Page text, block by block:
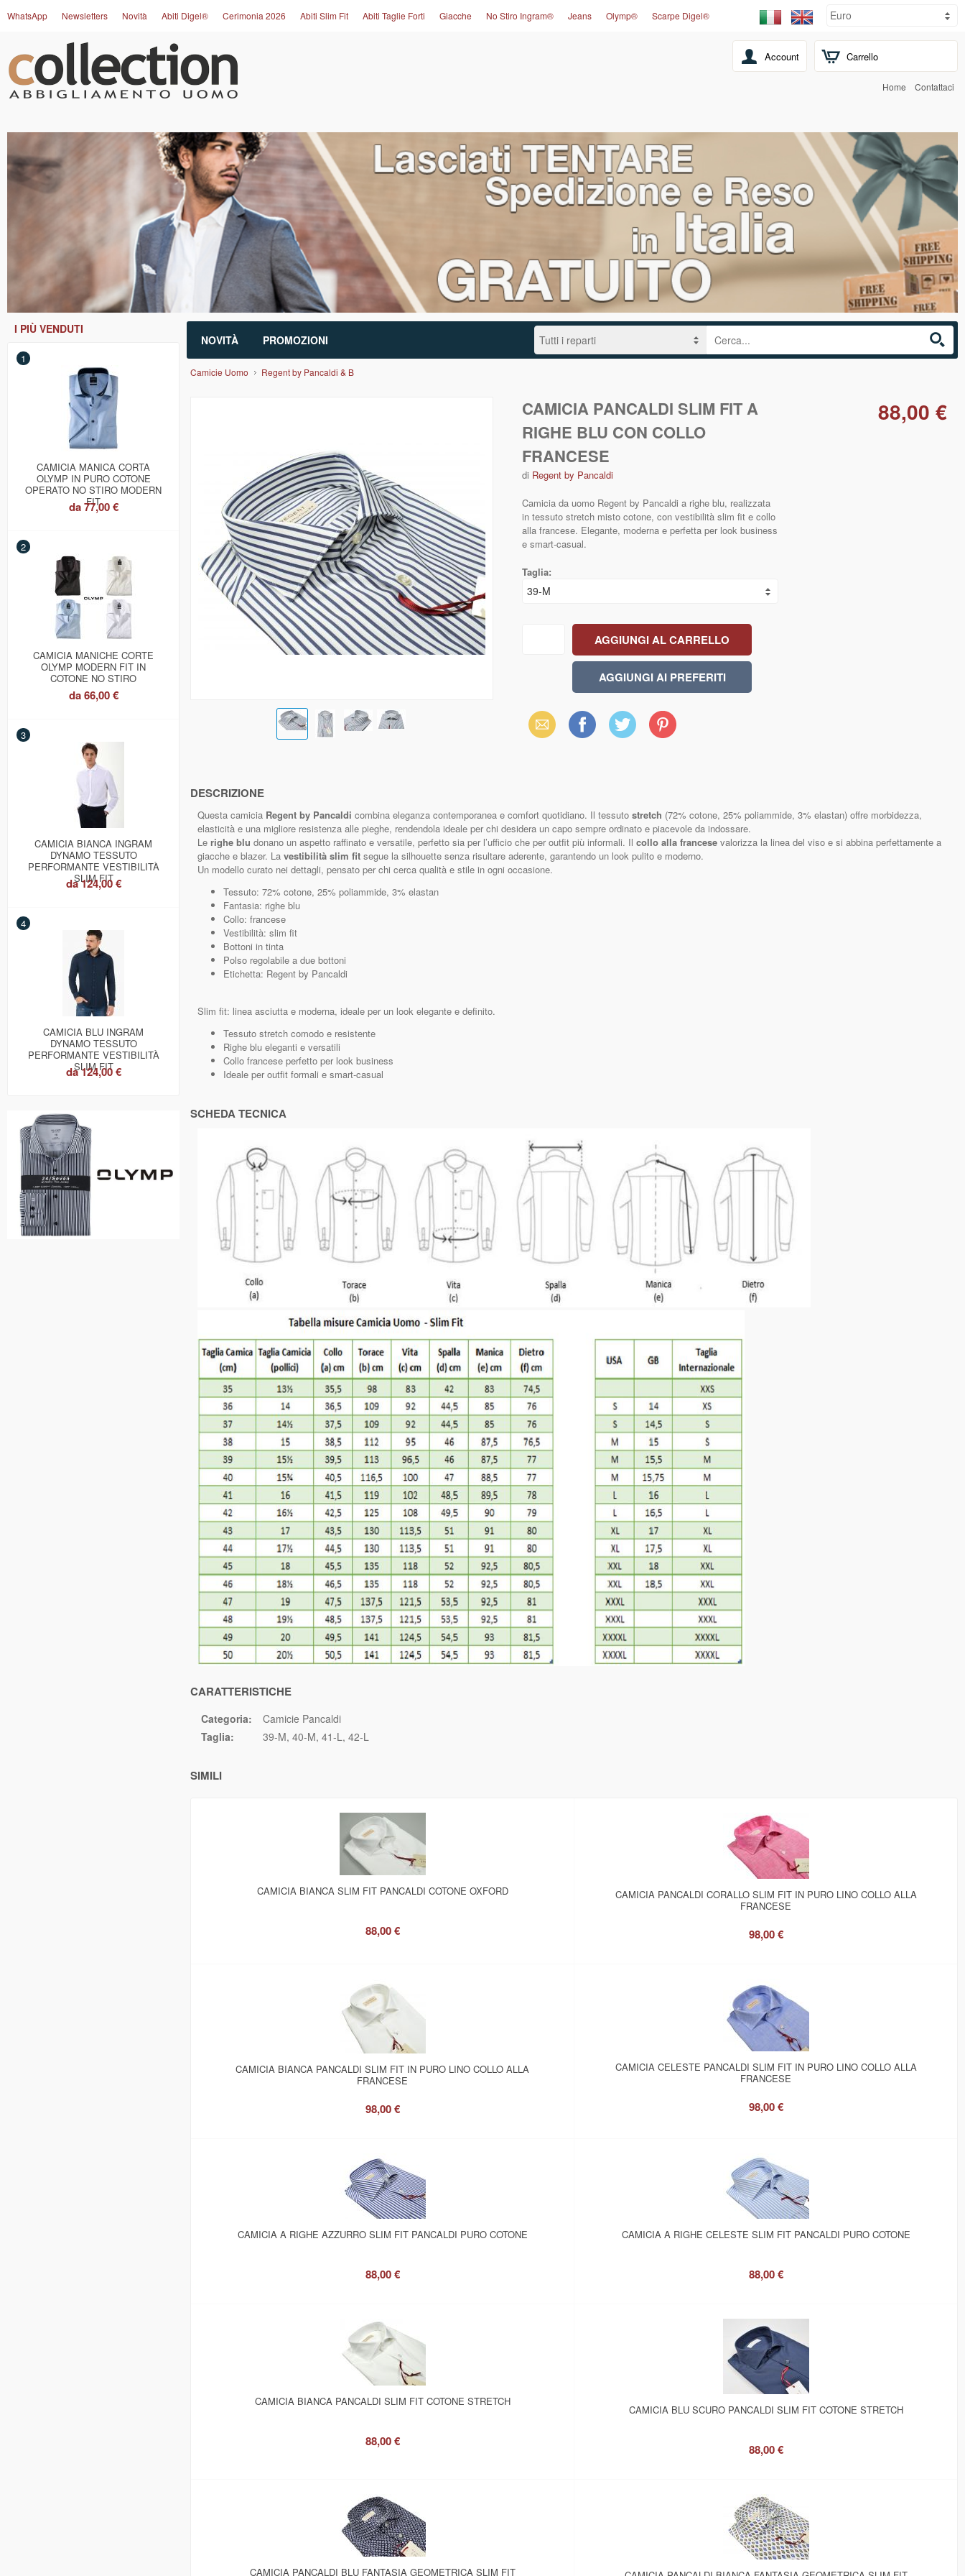
Carrello
WhatsApp Newsletters Novità Abiti Digel® Cerimonia 2026 Abiti Slim Fit Abiti Taglie Forti Giacche No Stiro Ingram® Jeans Olymp® Scarpe Digel®
Account
Home Contattaci
NOVITÀ PROMOZIONI
I PIÙ VENDUTI
1
CAMICIA MANICA CORTA
OLYMP IN PURO COTONE
OPERATO NO STIRO MODERN
FIT
da77,00 €
2
CAMICIA MANICHE CORTE
OLYMP MODERN FIT IN
COTONE NO STIRO
da66,00 €
3
CAMICIA BIANCA INGRAM
DYNAMO TESSUTO
PERFORMANTE VESTIBILITÀ
SLIM FIT
da124,00 €
4
CAMICIA BLU INGRAM
DYNAMO TESSUTO
PERFORMANTE VESTIBILITÀ
SLIM FIT
da124,00 €
Camicie Uomo Regent by Pancaldi & B
CAMICIA PANCALDI SLIM FIT A
RIGHE BLU CON COLLO
FRANCESE
di Regent by Pancaldi
Camicia da uomo Regent by Pancaldi a righe blu, realizzata
in tessuto stretch misto cotone, con vestibilità slim fit e collo
alla francese. Elegante, moderna e perfetta per look business
e smart‑casual.
Taglia:
88,00 €
Email Facebook X Pinterest
DESCRIZIONE
Questa camicia Regent by Pancaldi combina eleganza contemporanea e comfort quotidiano. Il tessuto stretch (72% cotone, 25% poliammide, 3% elastan) offre morbidezza,
elasticità e una migliore resistenza alle pieghe, rendendola ideale per chi desidera un capo sempre ordinato e piacevole da indossare.
Le righe blu donano un aspetto raffinato e versatile, perfetto sia per l’ufficio che per outfit più informali. Il collo alla francese valorizza la linea del viso e si abbina perfettamente a
giacche e blazer. La vestibilità slim fit segue la silhouette senza risultare aderente, garantendo un look pulito e moderno.
Un modello curato nei dettagli, pensato per chi cerca qualità e stile in ogni occasione.
Tessuto: 72% cotone, 25% poliammide, 3% elastan
Fantasia: righe blu
Collo: francese
Vestibilità: slim fit
Bottoni in tinta
Polso regolabile a due bottoni
Etichetta: Regent by Pancaldi
Slim fit: linea asciutta e moderna, ideale per un look elegante e definito.
Tessuto stretch comodo e resistente
Righe blu eleganti e versatili
Collo francese perfetto per look business
Ideale per outfit formali e smart‑casual
SCHEDA TECNICA
CARATTERISTICHE
Categoria:
Camicie Pancaldi
Taglia:
39-M 40-M 41-L 42-L
SIMILI
CAMICIA BIANCA SLIM FIT PANCALDI COTONE OXFORD
88,00 €
CAMICIA PANCALDI CORALLO SLIM FIT IN PURO LINO COLLO ALLA
FRANCESE
98,00 €
CAMICIA BIANCA PANCALDI SLIM FIT IN PURO LINO COLLO ALLA
FRANCESE
98,00 €
CAMICIA CELESTE PANCALDI SLIM FIT IN PURO LINO COLLO ALLA
FRANCESE
98,00 €
CAMICIA A RIGHE AZZURRO SLIM FIT PANCALDI PURO COTONE
88,00 €
CAMICIA A RIGHE CELESTE SLIM FIT PANCALDI PURO COTONE
88,00 €
CAMICIA BIANCA PANCALDI SLIM FIT COTONE STRETCH
88,00 €
CAMICIA BLU SCURO PANCALDI SLIM FIT COTONE STRETCH
88,00 €
CAMICIA PANCALDI BLU FANTASIA GEOMETRICA SLIM FIT